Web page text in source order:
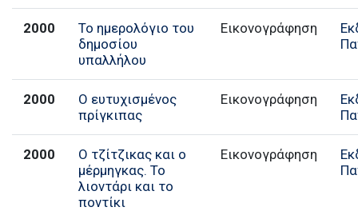
2000
Το ημερολόγιο του
δημοσίου
υπαλλήλου
Εικονογράφηση
2000
Ο ευτυχισμένος
πρίγκιπας
Εικονογράφηση
2000
Ο τζίτζικας και ο
μέρμηγκας. Το
λιοντάρι και το
ποντίκι
Εικονογράφηση